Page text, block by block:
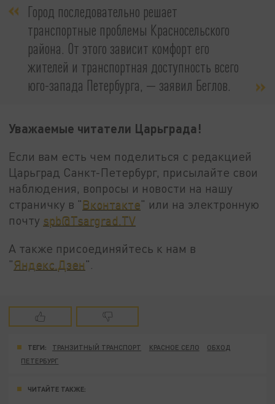
Город последовательно решает
транспортные проблемы Красносельского
района. От этого зависит комфорт его
жителей и транспортная доступность всего
юго-запада Петербурга, — заявил Беглов.
Уважаемые читатели Царьграда!
Если вам есть чем поделиться с редакцией
Царьград Санкт-Петербург, присылайте свои
наблюдения, вопросы и новости на нашу
страничку в "Вконтакте" или на электронную
почту spb@Tsargrad.TV
А также присоединяйтесь к нам в
"Яндекс.Дзен".
ТЕГИ: ТРАНЗИТНЫЙ ТРАНСПОРТ КРАСНОЕ СЕЛО
ОБХОД
ПЕТЕРБУРГ
ЧИТАЙТЕ ТАКЖЕ: